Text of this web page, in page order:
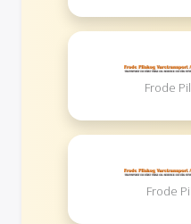
Frode
Frode